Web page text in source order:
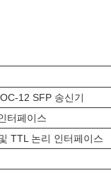
12 SFP 송신기
터페이스
TTL 논리 인터페이스